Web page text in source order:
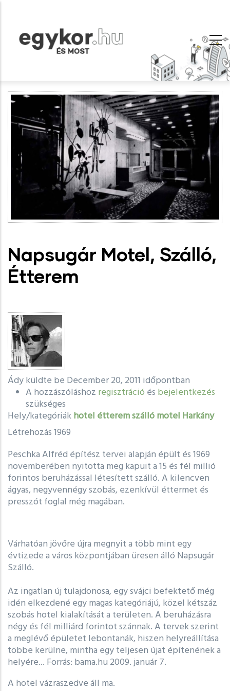
tartalomra
Napsugár Motel, Szálló,
Étterem
Ádyküldte be December 20, 2011 időpontban
A hozzászóláshoz regisztráció és bejelentkezés
szükséges
Hely/kategóriákhotel étteremszállómotel Harkány
Létrehozás1969
Peschka Alfréd építész tervei alapján épült és 1969
novemberében nyitotta meg kapuit a 15 és fél millió
forintos beruházással létesített szálló. A kilencven
ágyas, negyvennégy szobás, ezenkívül éttermet és
presszót foglal még magában.
Várhatóan jövőre újra megnyit a több mint egy
évtizede a város központjában üresen álló Napsugár
Szálló.
Az ingatlan új tulajdonosa, egy svájci befektető még
idén elkezdené egy magas kategóriájú, közel kétszáz
szobás hotel kialakítását a területen. A beruházásra
négy és fél milliárd forintot szánnak. A tervek szerint
a meglévő épületet lebontanák, hiszen helyreállítása
többe kerülne, mintha egy teljesen újat építenének a
helyére... Forrás: bama.hu 2009. január 7.
A hotel vázraszedve áll ma.